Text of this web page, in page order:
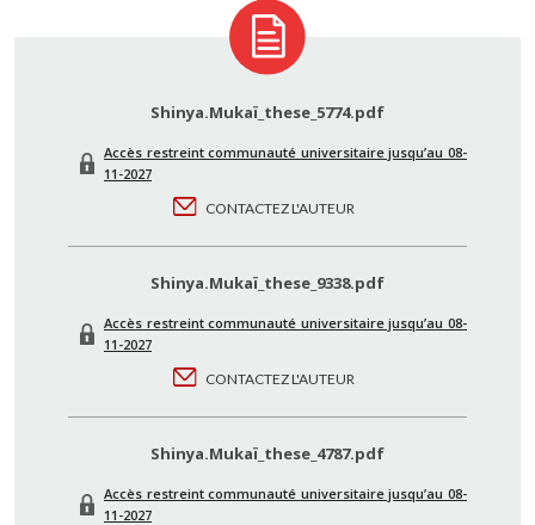
Shinya.Mukaï_these_5774.pdf
Accès restreint communauté universitaire jusqu’au 08-
11-2027
CONTACTEZ L'AUTEUR
Shinya.Mukaï_these_9338.pdf
Accès restreint communauté universitaire jusqu’au 08-
11-2027
CONTACTEZ L'AUTEUR
Shinya.Mukaï_these_4787.pdf
Accès restreint communauté universitaire jusqu’au 08-
11-2027